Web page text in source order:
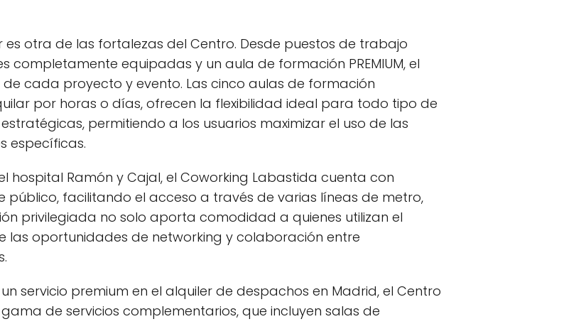
otra de las fortalezas del Centro. Desde puestos de trabajo
completamente equipadas y un aula de formación PREMIUM, el
cada proyecto y evento. Las cinco aulas de formación
por horas o días, ofrecen la flexibilidad ideal para todo tipo de
permitiendo a los usuarios maximizar el uso de las
específicas.
Ramón y Cajal, el Coworking Labastida cuenta con
público, facilitando el acceso a través de varias líneas de metro,
privilegiada no solo aporta comodidad a quienes utilizan el
las oportunidades de networking y colaboración entre
servicio premium en el alquiler de despachos en Madrid, el Centro
de servicios complementarios, que incluyen salas de